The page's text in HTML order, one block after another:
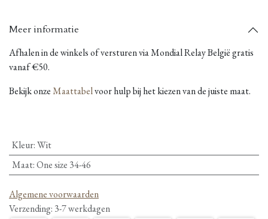
Meer informatie
Afhalen in de winkels of versturen via Mondial Relay België gratis
vanaf €50.
Bekijk onzeMaattabelvoor hulp bij het kiezen van de juiste maat.
Kleur:Wit
Maat:One size 34-46
Algemene voorwaarden
Verzending: 3-7 werkdagen